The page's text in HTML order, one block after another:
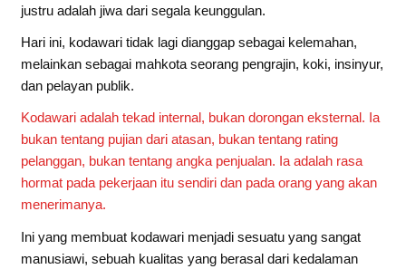
justru adalah jiwa dari segala keunggulan.
Hari ini, kodawari tidak lagi dianggap sebagai kelemahan,
melainkan sebagai mahkota seorang pengrajin, koki, insinyur,
dan pelayan publik.
Kodawari adalah tekad internal, bukan dorongan eksternal. Ia
bukan tentang pujian dari atasan, bukan tentang rating
pelanggan, bukan tentang angka penjualan. Ia adalah rasa
hormat pada pekerjaan itu sendiri dan pada orang yang akan
menerimanya.
Ini yang membuat kodawari menjadi sesuatu yang sangat
manusiawi, sebuah kualitas yang berasal dari kedalaman